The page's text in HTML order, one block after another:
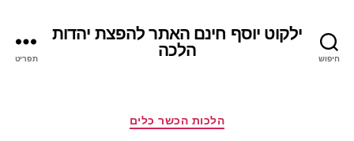
חיפוש
ילקוט יוסף חינם האתר להפצת יהדות
הלכה
תפריט
קטגוריות
הלכות הכשר כלים